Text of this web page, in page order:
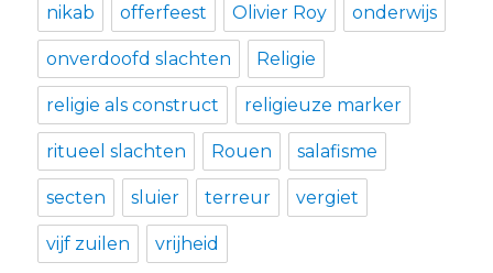
nikab offerfeest Olivier Roy onderwijs
onverdoofd slachten Religie
religie als construct religieuze marker
ritueel slachten Rouen salafisme
secten sluier terreur vergiet
vijf zuilen vrijheid